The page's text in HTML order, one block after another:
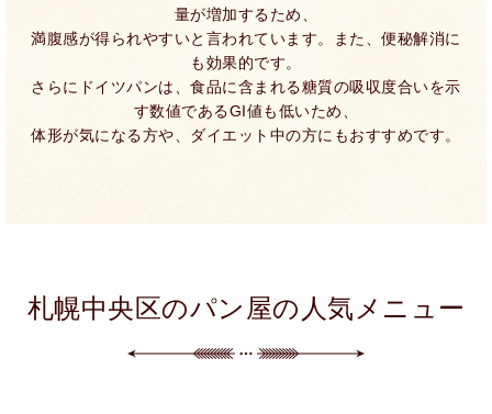
量が増加するため、
満腹感が得られやすいと言われています。また、便秘解消に
も効果的です。
さらにドイツパンは、食品に含まれる糖質の吸収度合いを示
す数値であるGI値も低いため、
体形が気になる方や、ダイエット中の方にもおすすめです。
札幌中央区のパン屋の人気メニュー